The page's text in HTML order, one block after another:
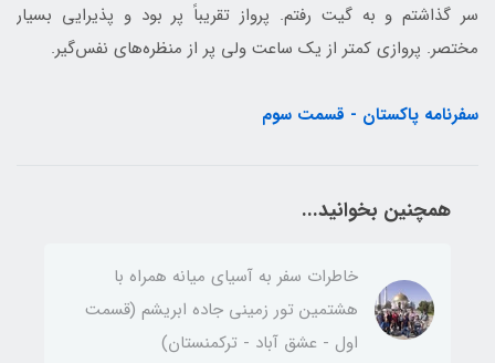
سر گذاشتم و به گیت رفتم. پرواز تقریباً پر بود و پذیرایی بسیار
مختصر. پروازی کمتر از یک ساعت ولی پر از منظره‌های نفس‌گیر.
سفرنامه پاکستان - قسمت سوم
همچنین بخوانید...
خاطرات سفر به آسیای میانه همراه با
هشتمین تور زمینی جاده ابریشم (قسمت
اول - عشق آباد - ترکمنستان)